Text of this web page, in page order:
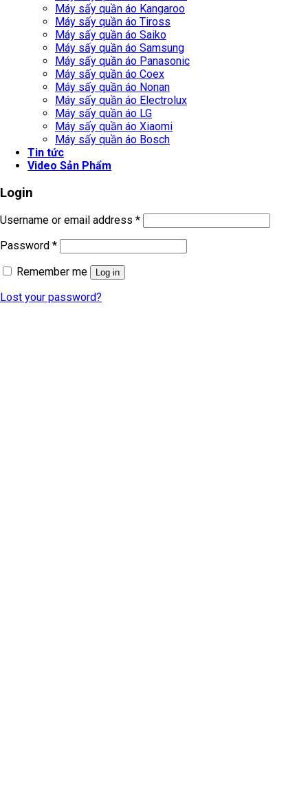
Máy sấy quần áo Kangaroo
Máy sấy quần áo Tiross
Máy sấy quần áo Saiko
Máy sấy quần áo Samsung
Máy sấy quần áo Panasonic
Máy sấy quần áo Coex
Máy sấy quần áo Nonan
Máy sấy quần áo Electrolux
Máy sấy quần áo LG
Máy sấy quần áo Xiaomi
Máy sấy quần áo Bosch
Tin tức
Video Sản Phẩm
Login
Username or email address *
Password *
Remember me
Log in
Lost your password?